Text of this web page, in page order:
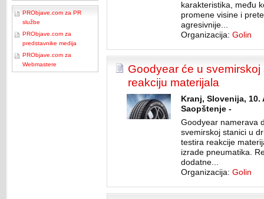
karakteristika, među
promene visine i
agresivnije...
Organizacija: Golin
Goodyear će u
reakciju materijala
Kranj, Slovenija, 10.
Saopštenje -
Goodyear namerava
svemirskoj stanici u
testira reakcije
izrade pneumatika.
dodatne...
Organizacija: Golin
PRObjave.com za PR
službe
PRObjave.com za
predstavnike medija
PRObjave.com za
Webmastere